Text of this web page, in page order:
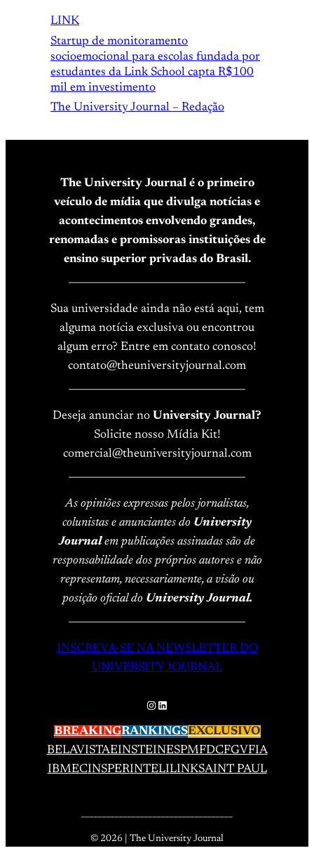
LINK
Startup de monitoramento
socioemocional para escolas fundada por
estudantes da Link School capta R$100
mil em investimento
The University Journal – Redação
The University Journal é o primeiro
veículo de mídia que divulga notícias e
acontecimentos envolvendo grandes,
renomadas e promissoras instituições de
ensino superior privadas do Brasil.
Sua universidade ainda não está aqui, tem
alguma notícia exclusiva ou encontrou
algum erro? Entre em contato conosco!
contato@theuniversityjournal.com
Deseja anunciar no University Journal?
Solicite nosso Mídia Kit!
comercial@theuniversityjournal.com
As opiniões expressas pelos jornalistas,
colunistas e anunciantes do University
Journalem publicações assinadas são de
responsabilidade dos próprios autores e não
representam, necessariamente, a visão ou
posição oficial do University Journal.
INSCREVA-SE NA NEWSLETTER DO
UNIVERSITY JOURNAL
Instagram
LinkedIn
BREAKINGRANKINGSEXCLUSIVO
BELAVISTAEINSTEINESPMFDCFGVFIA
IBMECINSPERINTELILINKSAINT PAUL
© 2026 | The University Journal